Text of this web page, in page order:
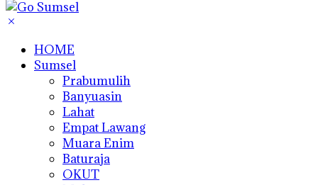
HOME
Sumsel
Prabumulih
Banyuasin
Lahat
Empat Lawang
Muara Enim
Baturaja
OKUT